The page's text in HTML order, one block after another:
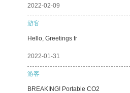
2022-02-09
游客
Hello, Greetings fr
2022-01-31
游客
BREAKING! Portable CO2